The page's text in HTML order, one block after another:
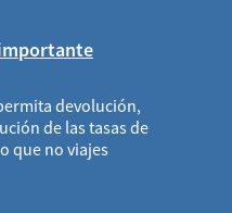
devolución,
de las tasas de
que no viajes